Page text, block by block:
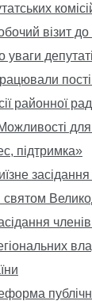
візит
уваги
районної
для
підтримка»
засідання
святом